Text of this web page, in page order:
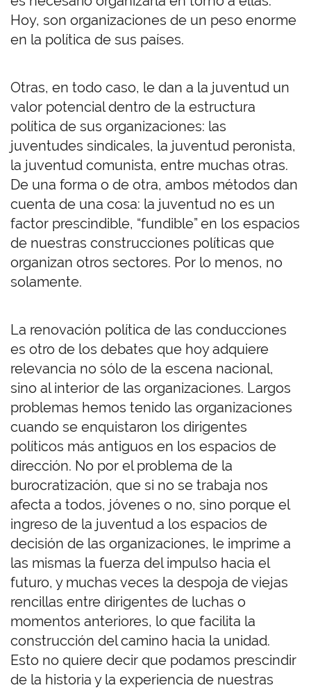
Hoy, son organizaciones de un peso enorme
en la política de sus países.
Otras, en todo caso, le dan a la juventud un
valor potencial dentro de la estructura
política de sus organizaciones: las
juventudes sindicales, la juventud peronista,
la juventud comunista, entre muchas otras.
De una forma o de otra, ambos métodos dan
cuenta de una cosa: la juventud no es un
factor prescindible, “fundible” en los espacios
de nuestras construcciones políticas que
organizan otros sectores. Por lo menos, no
solamente.
La renovación política de las conducciones
es otro de los debates que hoy adquiere
relevancia no sólo de la escena nacional,
sino al interior de las organizaciones. Largos
problemas hemos tenido las organizaciones
cuando se enquistaron los dirigentes
políticos más antiguos en los espacios de
dirección. No por el problema de la
burocratización, que si no se trabaja nos
afecta a todos, jóvenes o no, sino porque el
ingreso de la juventud a los espacios de
decisión de las organizaciones, le imprime a
las mismas la fuerza del impulso hacia el
futuro, y muchas veces la despoja de viejas
rencillas entre dirigentes de luchas o
momentos anteriores, lo que facilita la
construcción del camino hacia la unidad.
Esto no quiere decir que podamos prescindir
de la historia y la experiencia de nuestras